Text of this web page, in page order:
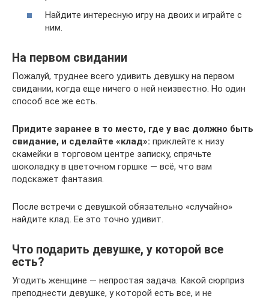
Найдите интересную игру на двоих и играйте с
ним.
На первом свидании
Пожалуй, труднее всего удивить девушку на первом
свидании, когда еще ничего о ней неизвестно. Но один
способ все же есть.
Придите заранее в то место, где у вас должно быть
свидание, и сделайте «клад»: приклейте к низу
скамейки в торговом центре записку, спрячьте
шоколадку в цветочном горшке — всё, что вам
подскажет фантазия.
После встречи с девушкой обязательно «случайно»
найдите клад. Ее это точно удивит.
Что подарить девушке, у которой все
есть?
Угодить женщине — непростая задача. Какой сюрприз
преподнести девушке, у которой есть все, и не